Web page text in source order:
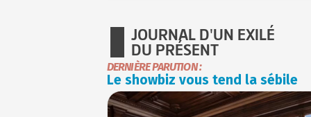
JOURNAL D'UN EXILÉ
DU PRÉSENT
DERNIÈRE PARUTION :
Le showbiz vous tend la sébile